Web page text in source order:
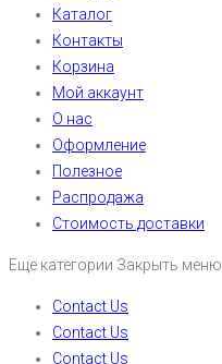
Каталог
Контакты
Корзина
Мой аккаунт
О нас
Оформление
Полезное
Распродажа
Стоимость доставки
Еще категории Закрыть меню
Contact Us
Contact Us
Contact Us